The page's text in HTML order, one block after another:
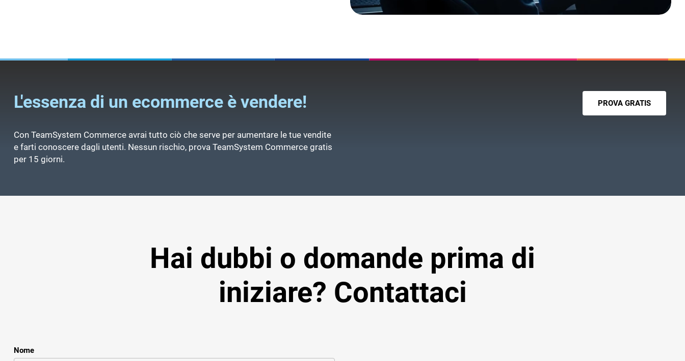
L'essenza di un ecommerce è vendere!
Con TeamSystem Commerce avrai tutto ciò che serve per aumentare le tue vendite
e farti conoscere dagli utenti. Nessun rischio, prova TeamSystem Commerce gratis
per 15 giorni.
PROVA GRATIS
Hai dubbi o domande prima di
iniziare? Contattaci
Nome